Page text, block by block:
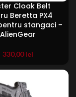
Cloak Belt
Beretta PX4
stangaci –
AlienGear
330,00lei